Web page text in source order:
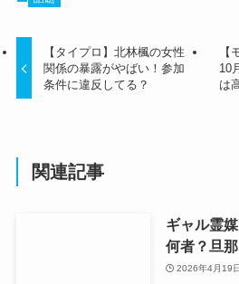
【タイプロ】北林楓の女性
関係の暴露がやばい！参加
条件に違反してる？
【
10
は
関連記事
ギャル霊
何者？旦
2026年4月19日